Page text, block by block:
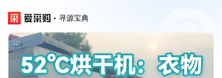
寻源宝典